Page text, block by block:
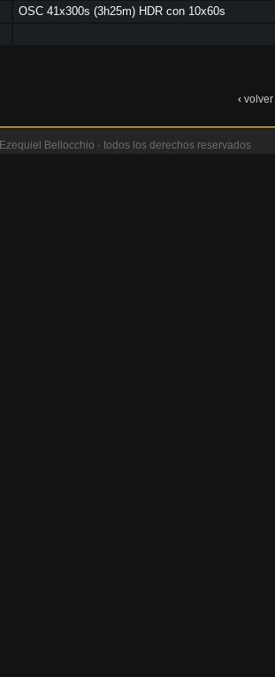
OSC 41x300s (3h25m) HDR con 10x60s
‹ volver
Ezequiel Bellocchio · todos los derechos reservados